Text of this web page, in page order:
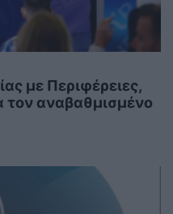
με Περιφέρειες,
τον αναβαθμισμένο